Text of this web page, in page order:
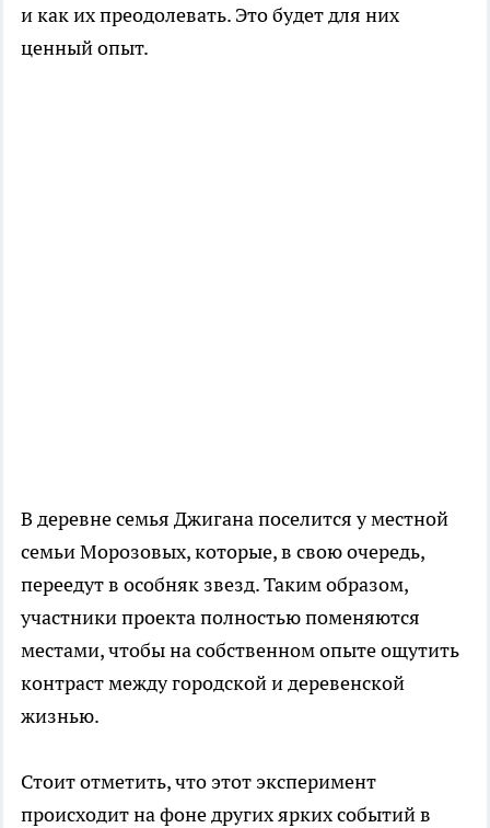
и как их преодолевать. Это будет для них
ценный опыт.
В деревне семья Джигана поселится у местной
семьи Морозовых, которые, в свою очередь,
переедут в особняк звезд. Таким образом,
участники проекта полностью поменяются
местами, чтобы на собственном опыте ощутить
контраст между городской и деревенской
жизнью.
Стоит отметить, что этот эксперимент
происходит на фоне других ярких событий в